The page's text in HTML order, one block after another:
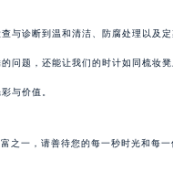
与诊断到温和清洁、防腐处理以及
问题，还能让我们的时计如同梳妆
与价值。
之一，请善待您的每一秒时光和每一